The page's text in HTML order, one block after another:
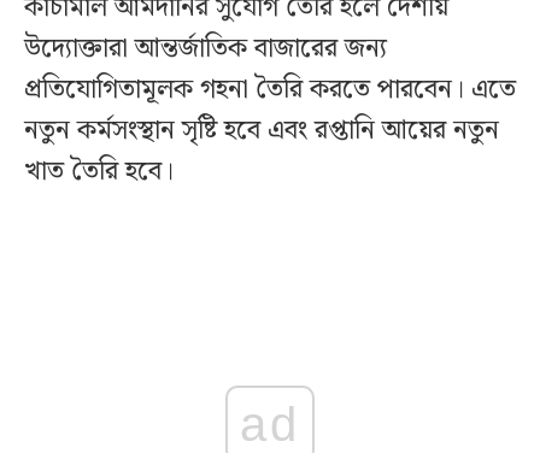
উদ্যোক্তারা আন্তর্জাতিক বাজারের জন্য
প্রতিযোগিতামূলক গহনা তৈরি করতে পারবেন। এতে
নতুন কর্মসংস্থান সৃষ্টি হবে এবং রপ্তানি আয়ের নতুন
খাত তৈরি হবে।
ad